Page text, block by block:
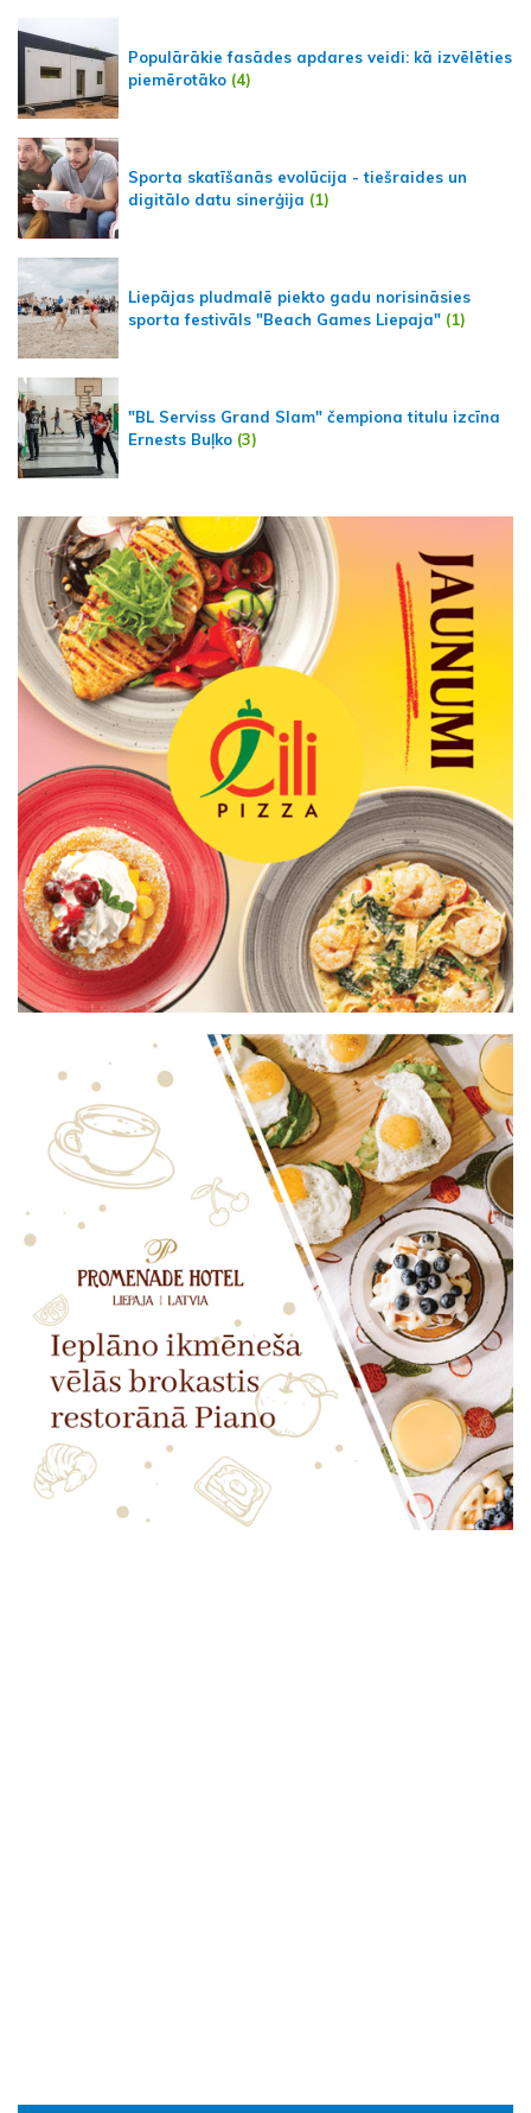
Populārākie fasādes apdares veidi: kā izvēlēties
piemērotāko (4)
Sporta skatīšanās evolūcija - tiešraides un
digitālo datu sinerģija (1)
Liepājas pludmalē piekto gadu norisināsies
sporta festivāls "Beach Games Liepaja" (1)
"BL Serviss Grand Slam" čempiona titulu izcīna
Ernests Buļko (3)